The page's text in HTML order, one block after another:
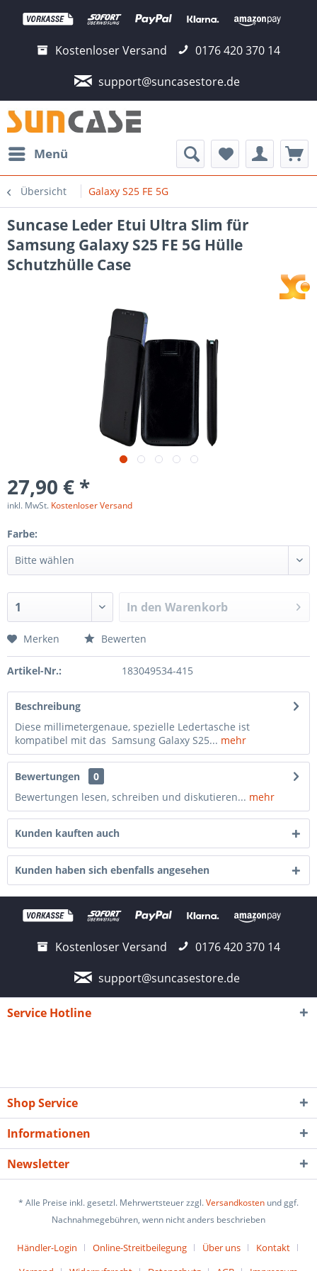
Kostenloser Versand
0176 420 370 14
support@suncasestore.de
Menü
Übersicht Galaxy S25 FE 5G
Suncase Leder Etui Ultra Slim für
Samsung Galaxy S25 FE 5G Hülle
Schutzhülle Case
27,90 € *
inkl. MwSt. Kostenloser Versand
Farbe:
In den Warenkorb
Merken Bewerten
Artikel-Nr.: 183049534-415
Beschreibung
Diese millimetergenaue, spezielle Ledertasche ist
kompatibel mit das Samsung Galaxy S25... mehr
Bewertungen
0
Bewertungen lesen, schreiben und diskutieren... mehr
Kunden kauften auch
Kunden haben sich ebenfalls angesehen
Kostenloser Versand
0176 420 370 14
support@suncasestore.de
Service Hotline
Shop Service
Informationen
Newsletter
* Alle Preise inkl. gesetzl. Mehrwertsteuer zzgl.Versandkosten und ggf.
Nachnahmegebühren, wenn nicht anders beschrieben
Händler-Login Online-Streitbeilegung Über uns
Kontakt